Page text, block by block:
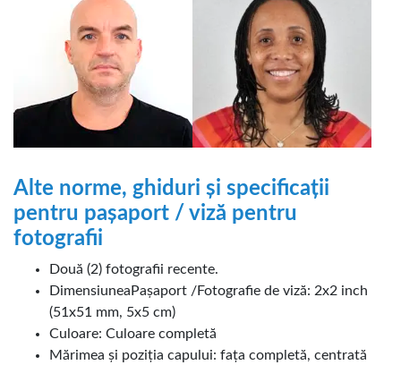
Alte norme, ghiduri și specificații
pentru pașaport / viză pentru
fotografii
Două (2) fotografii recente.
Dimensiunea Pașaport /Fotografie de viză: 2x2 inch
(51x51 mm, 5x5 cm)
Culoare: Culoare completă
Mărimea și poziția capului: fața completă, centrată